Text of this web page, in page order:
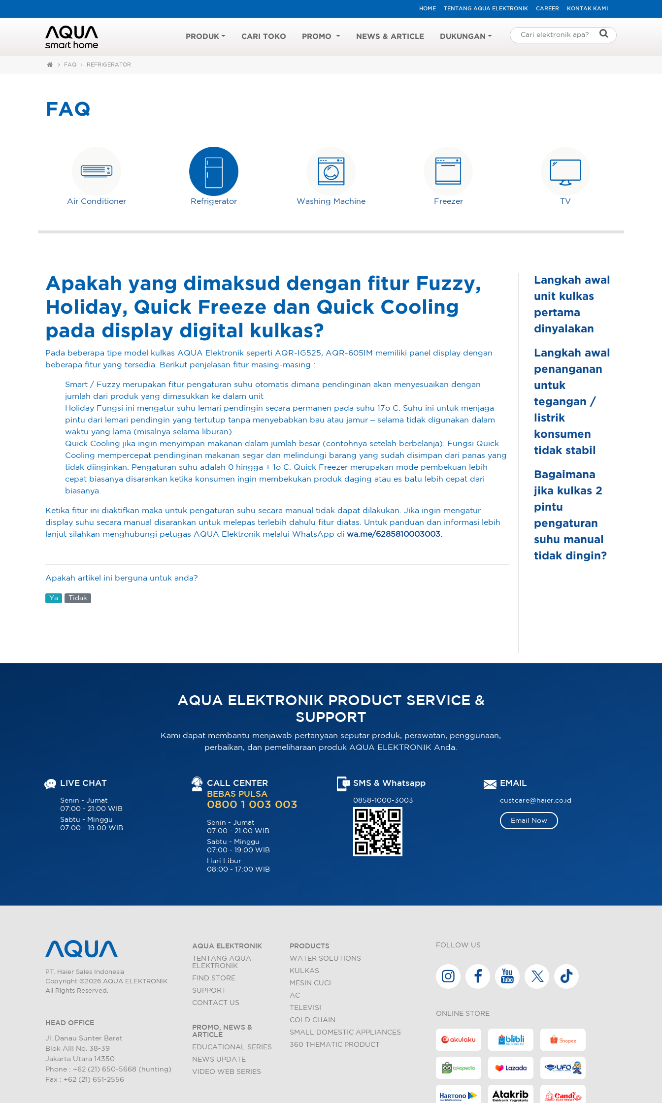
HOME TENTANG AQUA ELEKTRONIK CAREER KONTAK KAMI
PRODUK CARI TOKO PROMO NEWS & ARTICLE DUKUNGAN
FAQ REFRIGERATOR
FAQ
Air Conditioner Refrigerator Washing Machine Freezer TV
Apakah yang dimaksud dengan fitur Fuzzy,
Holiday, Quick Freeze dan Quick Cooling
pada display digital kulkas?
Pada beberapa tipe model kulkas AQUA Elektronik seperti AQR-IG525, AQR-605IM memiliki panel display dengan
beberapa fitur yang tersedia. Berikut penjelasan fitur masing-masing :
Smart / Fuzzy merupakan fitur pengaturan suhu otomatis dimana pendinginan akan menyesuaikan dengan
jumlah dari produk yang dimasukkan ke dalam unit
Holiday Fungsi ini mengatur suhu lemari pendingin secara permanen pada suhu 17o C. Suhu ini untuk menjaga
pintu dari lemari pendingin yang tertutup tanpa menyebabkan bau atau jamur – selama tidak digunakan dalam
waktu yang lama (misalnya selama liburan).
Quick Cooling jika ingin menyimpan makanan dalam jumlah besar (contohnya setelah berbelanja). Fungsi Quick
Cooling mempercepat pendinginan makanan segar dan melindungi barang yang sudah disimpan dari panas yang
tidak diinginkan. Pengaturan suhu adalah 0 hingga + 1o C. Quick Freezer merupakan mode pembekuan lebih
cepat biasanya disarankan ketika konsumen ingin membekukan produk daging atau es batu lebih cepat dari
biasanya.
Ketika fitur ini diaktifkan maka untuk pengaturan suhu secara manual tidak dapat dilakukan. Jika ingin mengatur
display suhu secara manual disarankan untuk melepas terlebih dahulu fitur diatas. Untuk panduan dan informasi lebih
lanjut silahkan menghubungi petugas AQUA Elektronik melalui WhatsApp di wa.me/6285810003003.
Apakah artikel ini berguna untuk anda?
Ya Tidak
Langkah awal
unit kulkas
pertama
dinyalakan
Langkah awal
penanganan
untuk
tegangan /
listrik
konsumen
tidak stabil
Bagaimana
jika kulkas 2
pintu
pengaturan
suhu manual
tidak dingin?
AQUA ELEKTRONIK PRODUCT SERVICE &
SUPPORT
Kami dapat membantu menjawab pertanyaan seputar produk, perawatan, penggunaan,
perbaikan, dan pemeliharaan produk AQUA ELEKTRONIK Anda.
LIVE CHAT
Senin - Jumat
07:00 - 21:00 WIB
Sabtu - Minggu
07:00 - 19:00 WIB
CALL CENTER
BEBAS PULSA
0800 1 003 003
Senin - Jumat
07:00 - 21:00 WIB
Sabtu - Minggu
07:00 - 19:00 WIB
Hari Libur
08:00 - 17:00 WIB
SMS & Whatsapp
0858-1000-3003
EMAIL
custcare@haier.co.id
Email Now
PT. Haier Sales Indonesia
Copyright ©2026 AQUA ELEKTRONIK.
All Rights Reserved.
HEAD OFFICE
Jl. Danau Sunter Barat
Blok AIII No. 38-39
Jakarta Utara 14350
Phone : +62 (21) 650-5668 (hunting)
Fax : +62 (21) 651-2556
AQUA ELEKTRONIK
TENTANG AQUA
ELEKTRONIK
FIND STORE
SUPPORT
CONTACT US
PROMO, NEWS &
ARTICLE
EDUCATIONAL SERIES
NEWS UPDATE
VIDEO WEB SERIES
PRODUCTS
WATER SOLUTIONS
KULKAS
MESIN CUCI
AC
TELEVISI
COLD CHAIN
SMALL DOMESTIC APPLIANCES
360 THEMATIC PRODUCT
FOLLOW US
ONLINE STORE